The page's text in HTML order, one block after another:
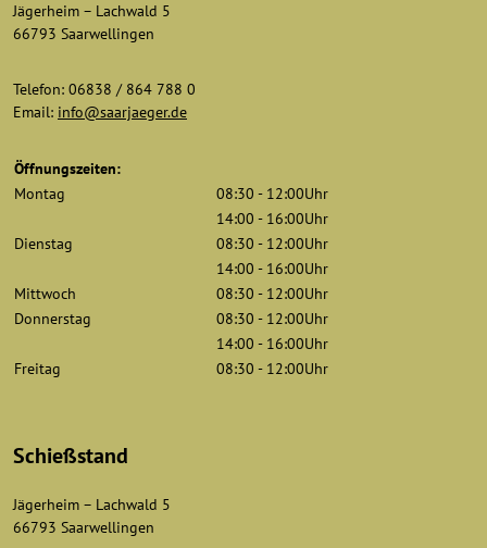
Jägerheim – Lachwald 5
66793 Saarwellingen
Telefon: 06838 / 864 788 0
Email: info@saarjaeger.de
Öffnungszeiten:
Montag
08:30 - 12:00Uhr
14:00 - 16:00Uhr
Dienstag
08:30 - 12:00Uhr
14:00 - 16:00Uhr
Mittwoch
08:30 - 12:00Uhr
Donnerstag
08:30 - 12:00Uhr
14:00 - 16:00Uhr
Freitag
08:30 - 12:00Uhr
Schießstand
Jägerheim – Lachwald 5
66793 Saarwellingen